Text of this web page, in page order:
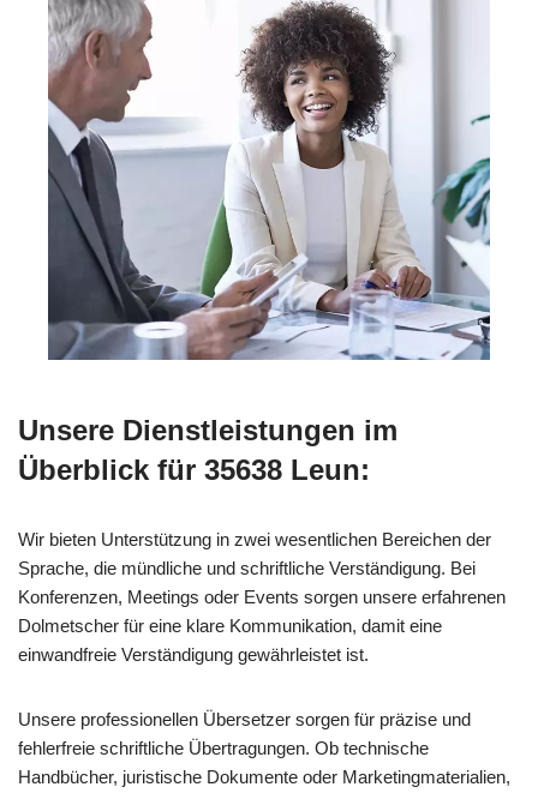
Unsere Dienstleistungen im
Überblick für 35638 Leun:
Wir bieten Unterstützung in zwei wesentlichen Bereichen der
Sprache, die mündliche und schriftliche Verständigung. Bei
Konferenzen, Meetings oder Events sorgen unsere erfahrenen
Dolmetscher für eine klare Kommunikation, damit eine
einwandfreie Verständigung gewährleistet ist.
Unsere professionellen Übersetzer sorgen für präzise und
fehlerfreie schriftliche Übertragungen. Ob technische
Handbücher, juristische Dokumente oder Marketingmaterialien,